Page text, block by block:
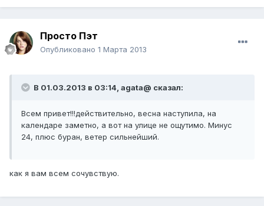
Просто Пэт
Опубликовано 1 Марта 2013
В 01.03.2013 в 03:14, agata@ сказал:
Всем привет!!!действительно, весна наступила, на
календаре заметно, а вот на улице не ощутимо. Минус
24, плюс буран, ветер сильнейший.
как я вам всем сочувствую.